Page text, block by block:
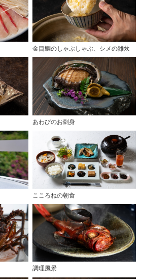
金目鯛のしゃぶしゃぶ、シメの雑炊
あわびのお刺身
こころねの朝食
調理風景